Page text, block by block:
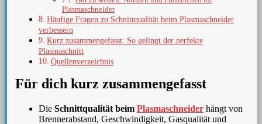
Plasmaschneider
Häufige Fragen zu Schnittqualität beim Plasmaschneider
verbessern
Kurz zusammengefasst: So gelingt der perfekte
Plasmaschnitt
Quellenverzeichnis
Für dich kurz zusammengefasst
Die Schnittqualität beim Plasmaschneider hängt von
Brennerabstand, Geschwindigkeit, Gasqualität und